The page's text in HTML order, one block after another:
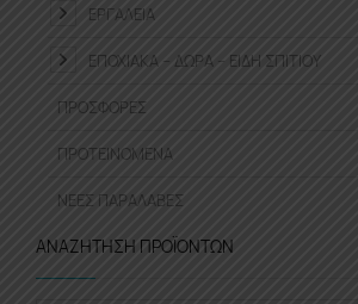
ΕΡΓΑΛΕΊΑ
ΕΠΟΧΙΑΚΆ – ΔΏΡΑ – ΕΊΔΗ ΣΠΙΤΙΟΎ
ΠΡΟΣΦΟΡΈΣ
ΠΡΟΤΕΙΝΌΜΕΝΑ
ΝΈΕΣ ΠΑΡΑΛΑΒΈΣ
ΑΝΑΖΉΤΗΣΗ ΠΡΟΪΌΝΤΩΝ